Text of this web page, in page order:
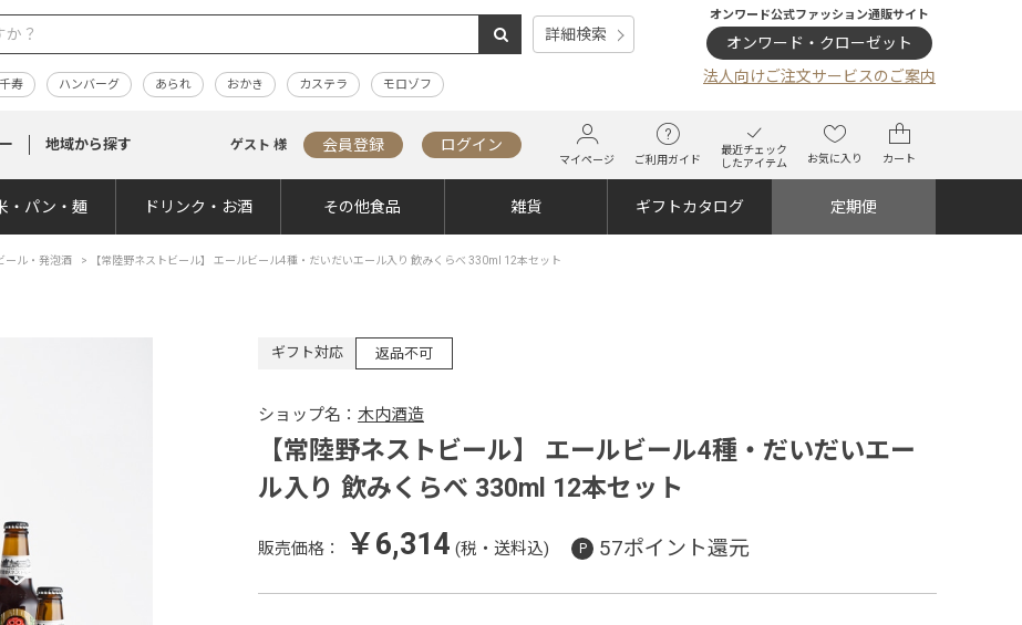
詳細検索
寿 ハンバーグ あられ おかき カステラ モロゾフ
オンワード公式ファッション通販サイト
オンワード・クローゼット
法人向けご注文サービスのご案内
地域から探す ゲスト 様 会員登録 ログイン
マイページ ご利用ガイド
最近チェック
したアイテム
お気に入り カート
・パン・麺 ドリンク・お酒 その他食品 雑貨 ギフトカタログ 定期便
ール・発泡酒 > 【常陸野ネストビール】 エールビール4種・だいだいエール入り 飲みくらべ 330ml 12本セット
ギフト対応 返品不可
ショップ名： 木内酒造
【常陸野ネストビール】 エールビール4種・だいだいエー
ル入り 飲みくらべ 330ml 12本セット
販売価格： ￥6,314 (税・送料込) 57ポイント還元